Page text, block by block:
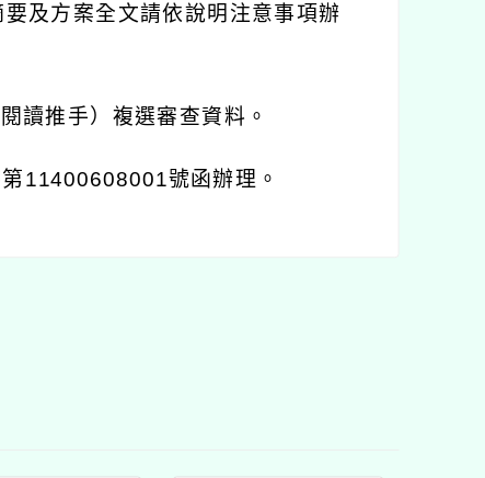
要及方案全文請依說明注意事項辦
讀推手）複選審查資料。
11400608001號函辦理。